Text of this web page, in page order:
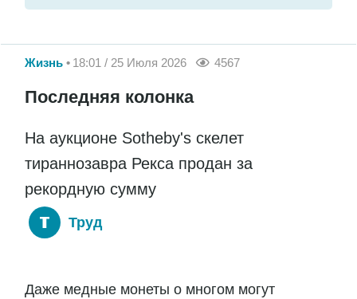
Жизнь 18:01 / 25 Июля 2026 4567
Последняя колонка
На аукционе Sotheby's скелет
тираннозавра Рекса продан за
рекордную сумму
Труд
Даже медные монеты о многом могут